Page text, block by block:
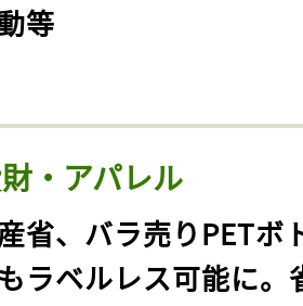
等
・アパレル
省、バラ売りPETボ
ラベルレス可能に。